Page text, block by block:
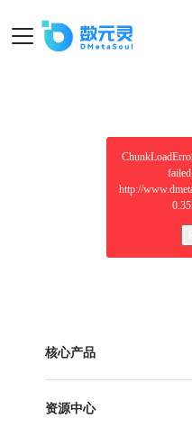
http://
核心产品
资源中心